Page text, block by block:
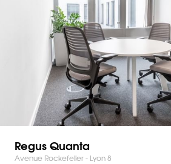
Regus Quanta
Avenue Rockefeller - Lyon 8